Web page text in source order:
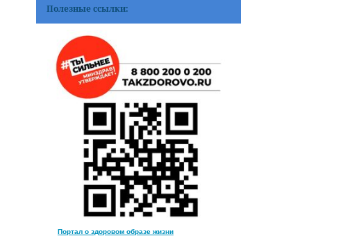
Полезные ссылки:
Портал о здоровом образе жизни